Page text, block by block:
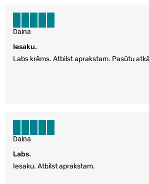
Iesaku.
Labs krēms. Atbilst aprakstam. Pasūtu
Daina
Labs.
Iesaku. Atbilst aprakstam.
Daina